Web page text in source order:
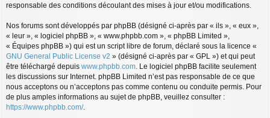
responsable des conditions découlant des mises à jour et/ou modifications.
Nos forums sont développés par phpBB (désigné ci-après par « ils », « eux »,
« leur », « logiciel phpBB », « www.phpbb.com », « phpBB Limited »,
« Équipes phpBB ») qui est un script libre de forum, déclaré sous la licence «
GNU General Public License v2 » (désigné ci-après par « GPL ») et qui peut
être téléchargé depuis www.phpbb.com. Le logiciel phpBB facilite seulement
les discussions sur Internet. phpBB Limited n’est pas responsable de ce que
nous acceptons ou n’acceptons pas comme contenu ou conduite permis. Pour
de plus amples informations au sujet de phpBB, veuillez consulter :
https://www.phpbb.com/.